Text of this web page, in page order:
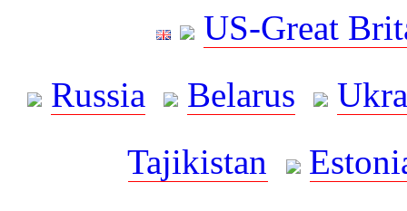
US-Great
Russia
Belarus
Tajikistan